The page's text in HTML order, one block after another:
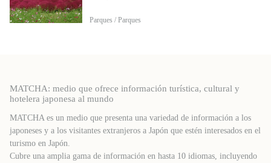
Parques / Parques
MATCHA: medio que ofrece información turística, cultural y
hotelera japonesa al mundo
MATCHA es un medio que presenta una variedad de información a los
japoneses y a los visitantes extranjeros a Japón que estén interesados ​​en el
turismo en Japón.
Cubre una amplia gama de información en hasta 10 idiomas, incluyendo